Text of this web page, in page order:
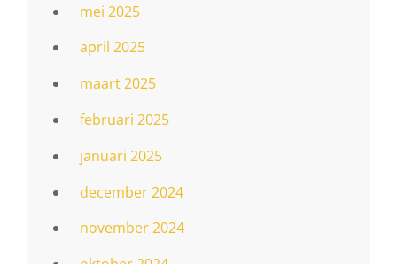
mei 2025
april 2025
maart 2025
februari 2025
januari 2025
december 2024
november 2024